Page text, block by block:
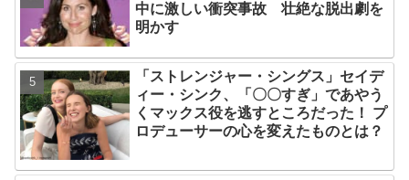
中に激しい衝突事故 壮絶な脱出劇を
明かす
「ストレンジャー・シングス」セイデ
ィー・シンク、「〇〇すぎ」であやう
くマックス役を逃すところだった！ プ
ロデューサーの心を変えたものとは？